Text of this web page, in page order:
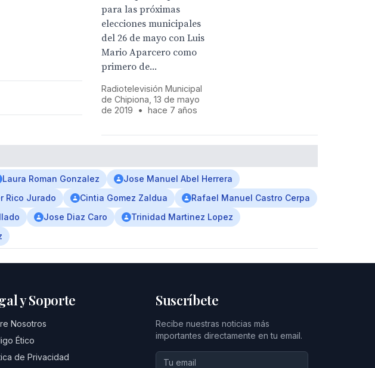
para las próximas
elecciones municipales
del 26 de mayo con Luis
Mario Aparcero como
primero de...
Radiotelevisión Municipal
de Chipiona, 13 de mayo
de 2019
• hace 7 años
Laura Roman Gonzalez
Jose Manuel Abel Herrera
Rico Jurado Cintia Gomez Zaldua
Rafael Manuel Castro Cerpa
Jose Diaz Caro
Trinidad Martinez Lopez
y Soporte
Nosotros
Ético
de Privacidad
Suscríbete
Recibe nuestras noticias más
importantes directamente en tu email.